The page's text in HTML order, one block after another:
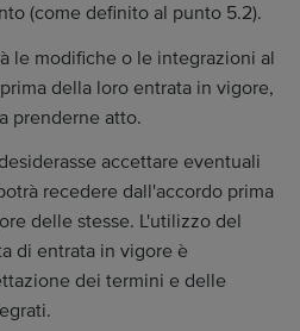
(come definito al punto 5.2).
le modifiche o le integrazioni al
della loro entrata in vigore,
prenderne atto.
accettare eventuali
recedere dall'accordo prima
delle stesse. L'utilizzo del
di entrata in vigore è
dei termini e delle